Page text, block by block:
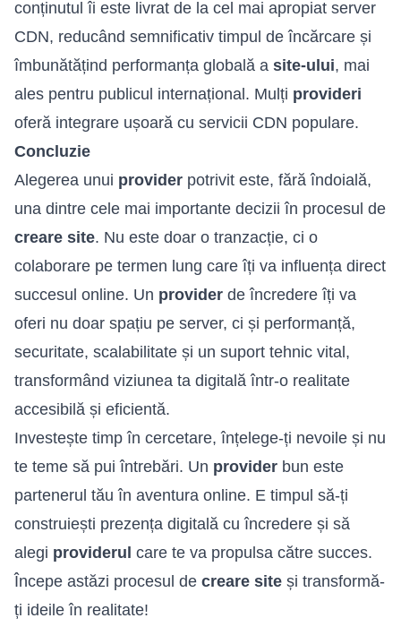
conținutul îi este livrat de la cel mai apropiat server
CDN, reducând semnificativ timpul de încărcare și
îmbunătățind performanța globală a site-ului, mai
ales pentru publicul internațional. Mulți provideri
oferă integrare ușoară cu servicii CDN populare.
Concluzie
Alegerea unui provider potrivit este, fără îndoială,
una dintre cele mai importante decizii în procesul de
creare site. Nu este doar o tranzacție, ci o
colaborare pe termen lung care îți va influența direct
succesul online. Un provider de încredere îți va
oferi nu doar spațiu pe server, ci și performanță,
securitate, scalabilitate și un suport tehnic vital,
transformând viziunea ta digitală într-o realitate
accesibilă și eficientă.
Investește timp în cercetare, înțelege-ți nevoile și nu
te teme să pui întrebări. Un provider bun este
partenerul tău în aventura online. E timpul să-ți
construiești prezența digitală cu încredere și să
alegi providerul care te va propulsa către succes.
Începe astăzi procesul de creare site și transformă-
ți ideile în realitate!